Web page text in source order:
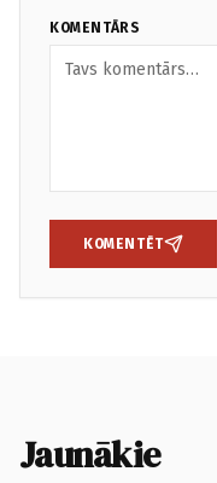
KOMENTĀRS
KOMENTĒT
Jaunākie